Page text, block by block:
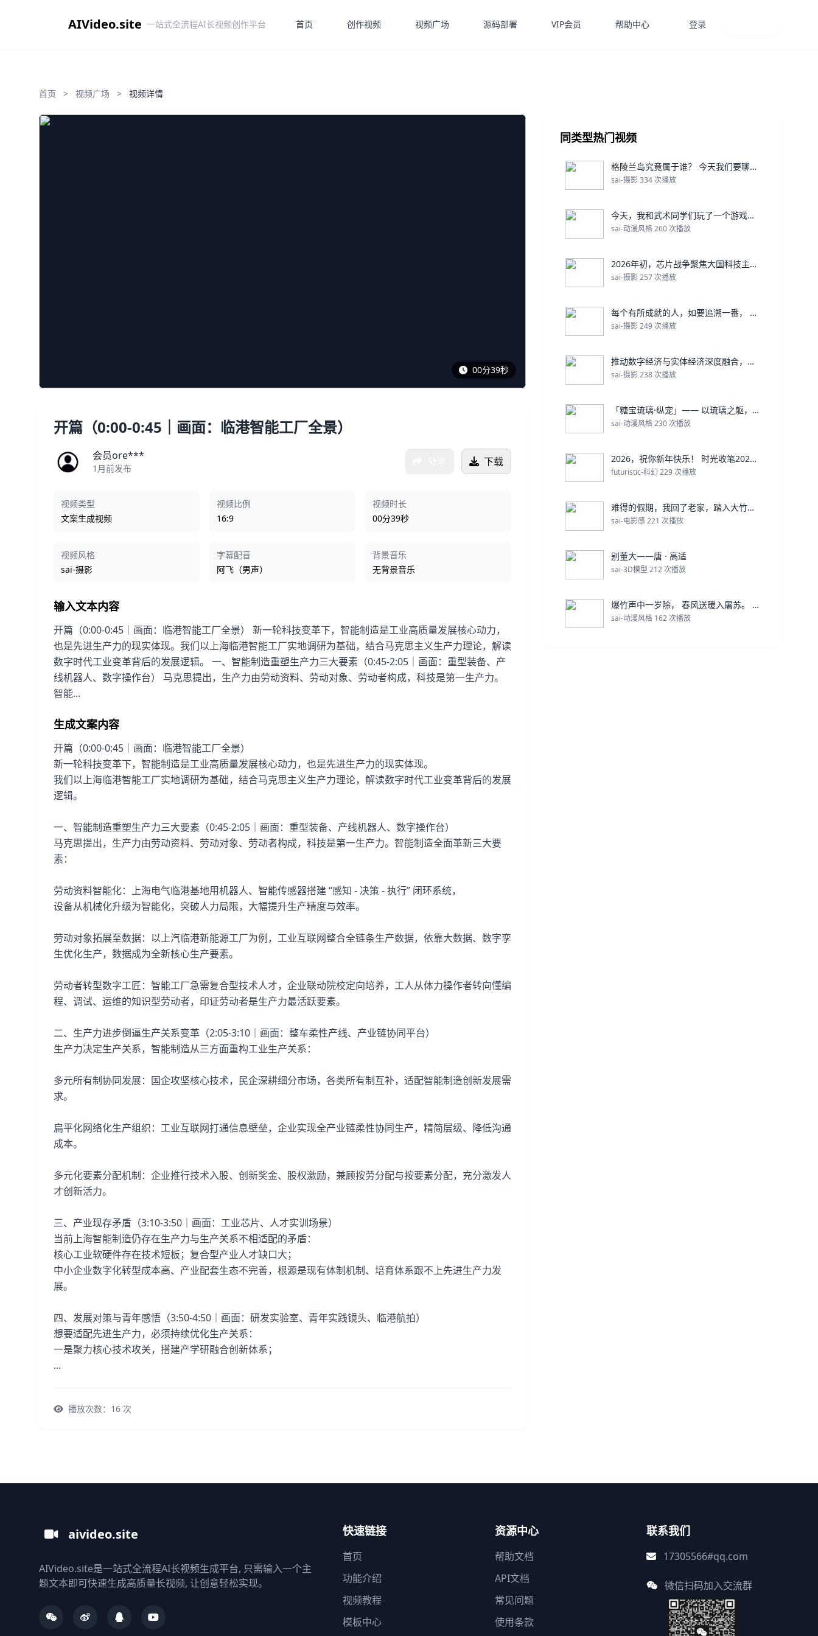
AIVideo.site 一站式全流程AI长视频创作平台 首页 创作视频 视频广场 源码部署 VIP会员 帮助中心 登录
首页 > 视频广场 > 视频详情
00分39秒
开篇（0:00-0:45｜画面：临港智能工厂全景）
会员ore***
1月前发布
下载
视频类型
文案生成视频
视频比例
16:9
视频时长
00分39秒
视频风格
sai-摄影
字幕配音
阿飞（男声）
背景音乐
无背景音乐
输入文本内容
开篇（0:00-0:45｜画面：临港智能工厂全景） 新一轮科技变革下，智能制造是工业高质量发展核心动力，
也是先进生产力的现实体现。我们以上海临港智能工厂实地调研为基础，结合马克思主义生产力理论，解读
数字时代工业变革背后的发展逻辑。 一、智能制造重塑生产力三大要素（0:45-2:05｜画面：重型装备、产
线机器人、数字操作台） 马克思提出，生产力由劳动资料、劳动对象、劳动者构成，科技是第一生产力。
智能...
生成文案内容
开篇（0:00-0:45｜画面：临港智能工厂全景）
新一轮科技变革下，智能制造是工业高质量发展核心动力，也是先进生产力的现实体现。
我们以上海临港智能工厂实地调研为基础，结合马克思主义生产力理论，解读数字时代工业变革背后的发展
逻辑。
一、智能制造重塑生产力三大要素（0:45-2:05｜画面：重型装备、产线机器人、数字操作台）
马克思提出，生产力由劳动资料、劳动对象、劳动者构成，科技是第一生产力。智能制造全面革新三大要
素：
劳动资料智能化：上海电气临港基地用机器人、智能传感器搭建 “感知 - 决策 - 执行” 闭环系统，
设备从机械化升级为智能化，突破人力局限，大幅提升生产精度与效率。
劳动对象拓展至数据：以上汽临港新能源工厂为例，工业互联网整合全链条生产数据，依靠大数据、数字孪
生优化生产，数据成为全新核心生产要素。
劳动者转型数字工匠：智能工厂急需复合型技术人才，企业联动院校定向培养，工人从体力操作者转向懂编
程、调试、运维的知识型劳动者，印证劳动者是生产力最活跃要素。
二、生产力进步倒逼生产关系变革（2:05-3:10｜画面：整车柔性产线、产业链协同平台）
生产力决定生产关系，智能制造从三方面重构工业生产关系：
多元所有制协同发展：国企攻坚核心技术，民企深耕细分市场，各类所有制互补，适配智能制造创新发展需
求。
扁平化网络化生产组织：工业互联网打通信息壁垒，企业实现全产业链柔性协同生产，精简层级、降低沟通
成本。
多元化要素分配机制：企业推行技术入股、创新奖金、股权激励，兼顾按劳分配与按要素分配，充分激发人
才创新活力。
三、产业现存矛盾（3:10-3:50｜画面：工业芯片、人才实训场景）
当前上海智能制造仍存在生产力与生产关系不相适配的矛盾：
核心工业软硬件存在技术短板；复合型产业人才缺口大；
中小企业数字化转型成本高、产业配套生态不完善，根源是现有体制机制、培育体系跟不上先进生产力发
展。
四、发展对策与青年感悟（3:50-4:50｜画面：研发实验室、青年实践镜头、临港航拍）
想要适配先进生产力，必须持续优化生产关系：
一是聚力核心技术攻关，搭建产学研融合创新体系；
...
播放次数： 16 次
同类型热门视频
格陵兰岛究竟属于谁？ 今天我们要聊的，是一块被特朗
sai-摄影 334 次播放
今天，我和武术同学们玩了一个游戏——“丢沙包”。
sai-动漫风格 260 次播放
2026年初，芯片战争聚焦大国科技主导权争夺。 美
sai-摄影 257 次播放
每个有所成就的人，如要追溯一番， 可能都存有那么一
sai-摄影 249 次播放
推动数字经济与实体经济深度融合，赋能高质量发展 在
sai-摄影 238 次播放
「糖宝琉璃·纵宠」—— 以琉璃之躯，载你一生的纵容
sai-动漫风格 230 次播放
2026，祝你新年快乐！ 时光收笔2025， 烟火
futuristic-科幻 229 次播放
难得的假期，我回了老家，踏入大竹县的清河古镇。
sai-电影感 221 次播放
别董大——唐 · 高适
sai-3D模型 212 次播放
爆竹声中一岁除， 春风送暖入屠苏。 千门万户曈曈日
sai-动漫风格 162 次播放
aivideo.site
AIVideo.site是一站式全流程AI长视频生成平台, 只需输入一个主
题文本即可快速生成高质量长视频, 让创意轻松实现。
快速链接
首页
功能介绍
视频教程
模板中心
资源中心
帮助文档
API文档
常见问题
使用条款
联系我们
17305566#qq.com
微信扫码加入交流群